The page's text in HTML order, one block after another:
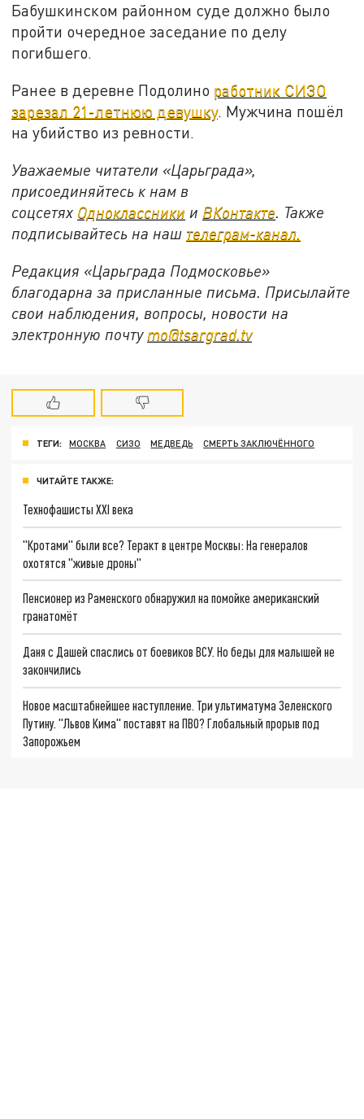
Бабушкинском районном суде должно было
пройти очередное заседание по делу
погибшего.
Ранее в деревне Подолино работник СИЗО
зарезал 21-летнюю девушку. Мужчина пошёл
на убийство из ревности.
Уважаемые читатели «Царьграда»,
присоединяйтесь к нам в
соцсетях Одноклассники и ВКонтакте. Также
подписывайтесь на наш телеграм-канал.
Редакция «Царьграда Подмосковье»
благодарна за присланные письма. Присылайте
свои наблюдения, вопросы, новости на
электронную почту mo@tsargrad.tv
ТЕГИ: МОСКВА СИЗО МЕДВЕДЬ СМЕРТЬ ЗАКЛЮЧЁННОГО
ЧИТАЙТЕ ТАКЖЕ:
Технофашисты XXI века
"Кротами" были все? Теракт в центре Москвы: На генералов
охотятся "живые дроны"
Пенсионер из Раменского обнаружил на помойке американский
гранатомёт
Даня с Дашей спаслись от боевиков ВСУ. Но беды для малышей не
закончились
Новое масштабнейшее наступление. Три ультиматума Зеленского
Путину. "Львов Кима" поставят на ПВО? Глобальный прорыв под
Запорожьем